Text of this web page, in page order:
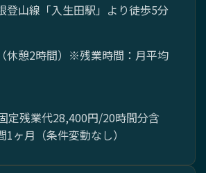
登山線「入生田駅」より徒歩5分
休憩2時間）※残業時間：月平均
定残業代28,400円/20時間分含
ヶ月（条件変動なし）